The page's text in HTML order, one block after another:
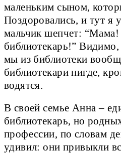
маленьким сыном,
Поздоровались, и тут я
мальчик шепчет:
библиотекарь!”
мы из библиотеки
библиотекари нигде,
водятся.
В своей семье Анна –
библиотекарь, но
профессии, по словам
удивил: они привыкли